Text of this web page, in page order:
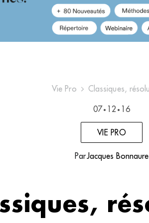
Vie Pro Classiques,
07 • 12 • 16
VIE PRO
ParJacques Bonnaure